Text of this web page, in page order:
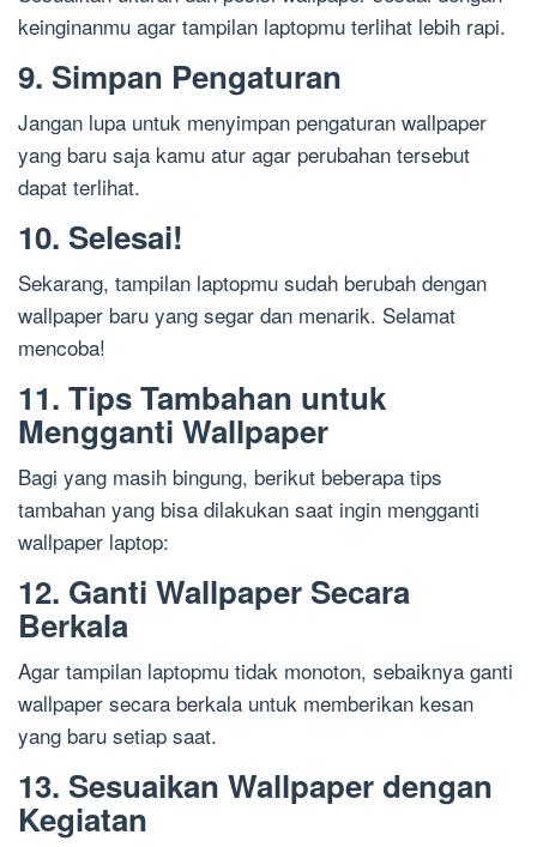
keinginanmu agar tampilan laptopmu terlihat lebih rapi.
9. Simpan Pengaturan
Jangan lupa untuk menyimpan pengaturan wallpaper
yang baru saja kamu atur agar perubahan tersebut
dapat terlihat.
10. Selesai!
Sekarang, tampilan laptopmu sudah berubah dengan
wallpaper baru yang segar dan menarik. Selamat
mencoba!
11. Tips Tambahan untuk
Mengganti Wallpaper
Bagi yang masih bingung, berikut beberapa tips
tambahan yang bisa dilakukan saat ingin mengganti
wallpaper laptop:
12. Ganti Wallpaper Secara
Berkala
Agar tampilan laptopmu tidak monoton, sebaiknya ganti
wallpaper secara berkala untuk memberikan kesan
yang baru setiap saat.
13. Sesuaikan Wallpaper dengan
Kegiatan